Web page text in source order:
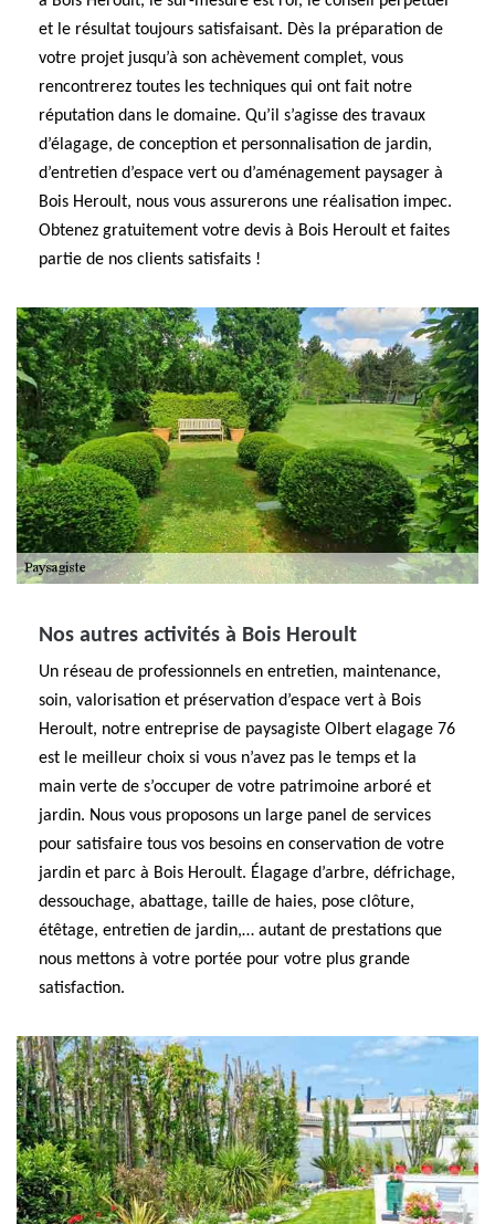
et le résultat toujours satisfaisant. Dès la préparation de
votre projet jusqu’à son achèvement complet, vous
rencontrerez toutes les techniques qui ont fait notre
réputation dans le domaine. Qu’il s’agisse des travaux
d’élagage, de conception et personnalisation de jardin,
d’entretien d’espace vert ou d’aménagement paysager à
Bois Heroult, nous vous assurerons une réalisation impec.
Obtenez gratuitement votre devis à Bois Heroult et faites
partie de nos clients satisfaits !
Nos autres activités à Bois Heroult
Un réseau de professionnels en entretien, maintenance,
soin, valorisation et préservation d’espace vert à Bois
Heroult, notre entreprise de paysagiste Olbert elagage 76
est le meilleur choix si vous n’avez pas le temps et la
main verte de s’occuper de votre patrimoine arboré et
jardin. Nous vous proposons un large panel de services
pour satisfaire tous vos besoins en conservation de votre
jardin et parc à Bois Heroult. Élagage d’arbre, défrichage,
dessouchage, abattage, taille de haies, pose clôture,
étêtage, entretien de jardin,… autant de prestations que
nous mettons à votre portée pour votre plus grande
satisfaction.